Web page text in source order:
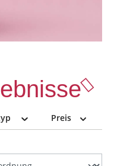
Preis